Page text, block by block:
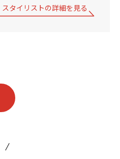
スタイリストの詳細を見る